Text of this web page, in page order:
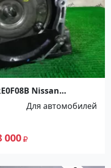
Nissan
Для автомобилей
000